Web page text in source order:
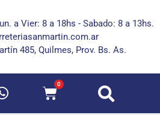
a Vier: 8 a 18hs - Sabado: 8 a 13hs.
485, Quilmes, Prov. Bs. As.
0